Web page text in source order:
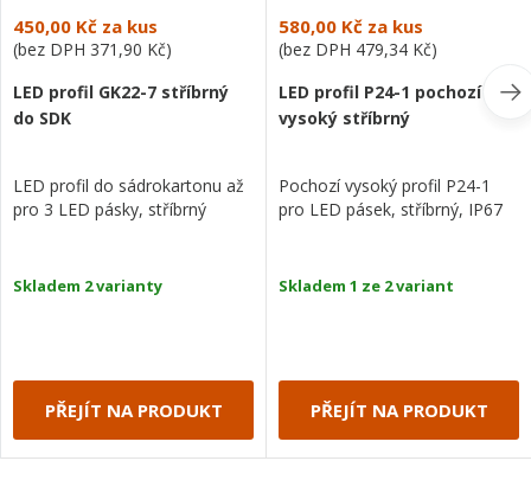
450,00 Kč za kus
(bez DPH 371,90 Kč)
LED profil GK22-7 stříbrný
do SDK
LED profil do sádrokartonu až
pro 3 LED pásky, stříbrný
Skladem 2 varianty
PŘEJÍT NA PRODUKT
580,00 Kč za kus
(bez DPH 479,34 Kč)
LED profil P24-1 pochozí
vysoký stříbrný
Pochozí vysoký profil P24-1
pro LED pásek, stříbrný, IP67
Skladem 1 ze 2 variant
PŘEJÍT NA PRODUKT